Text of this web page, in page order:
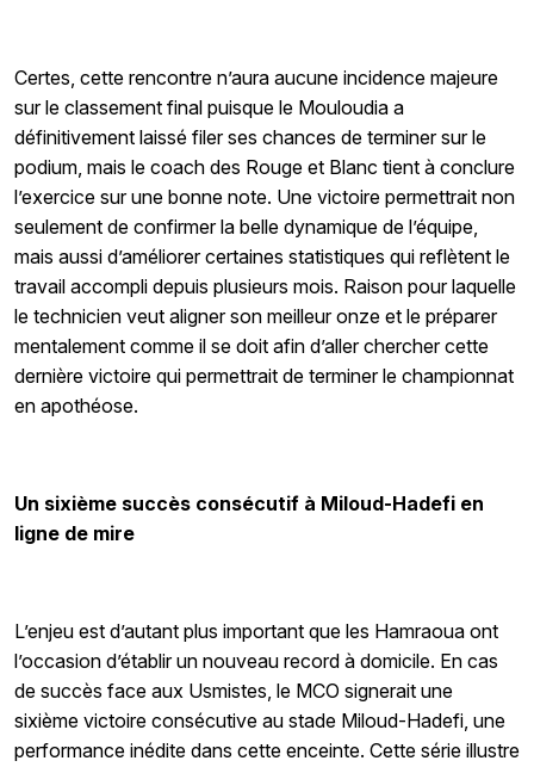
Certes, cette rencontre n’aura aucune incidence majeure
sur le classement final puisque le Mouloudia a
définitivement laissé filer ses chances de terminer sur le
podium, mais le coach des Rouge et Blanc tient à conclure
l’exercice sur une bonne note. Une victoire permettrait non
seulement de confirmer la belle dynamique de l’équipe,
mais aussi d’améliorer certaines statistiques qui reflètent le
travail accompli depuis plusieurs mois. Raison pour laquelle
le technicien veut aligner son meilleur onze et le préparer
mentalement comme il se doit afin d’aller chercher cette
dernière victoire qui permettrait de terminer le championnat
en apothéose.
Un sixième succès consécutif à Miloud-Hadefi en
ligne de mire
L’enjeu est d’autant plus important que les Hamraoua ont
l’occasion d’établir un nouveau record à domicile. En cas
de succès face aux Usmistes, le MCO signerait une
sixième victoire consécutive au stade Miloud-Hadefi, une
performance inédite dans cette enceinte. Cette série illustre